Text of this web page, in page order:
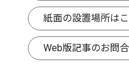
紙面の設置場所は
Web版記事のお問